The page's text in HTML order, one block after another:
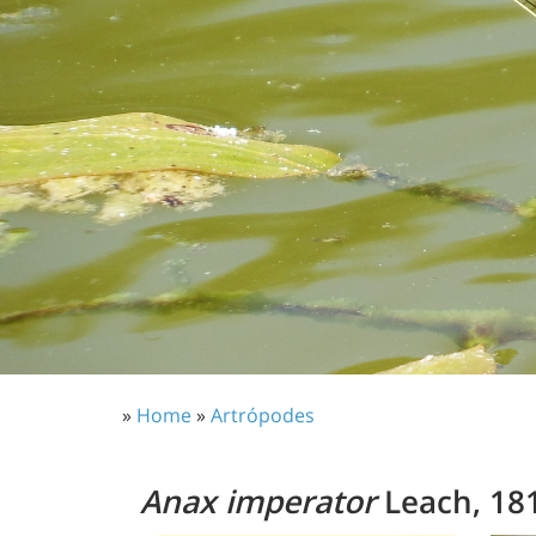
» Home»Artrópodes
Anax imperatorLeach,